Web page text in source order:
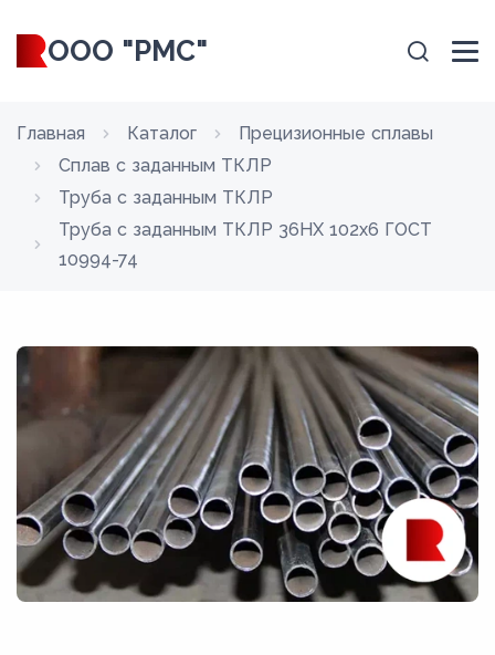
ООО "РМС"
Главная Каталог
Прецизионные сплавы
Сплав с заданным ТКЛР
Труба с заданным ТКЛР
Труба с заданным ТКЛР 36НХ 102x6 ГОСТ
10994-74